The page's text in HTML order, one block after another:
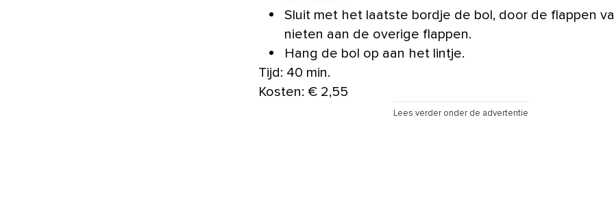
Sluit met het laatste bordje de bol, door de flappen
nieten aan de overige flappen.
Hang de bol op aan het lintje.
Tijd: 40 min.
Kosten: € 2,55
Lees verder onder de advertentie